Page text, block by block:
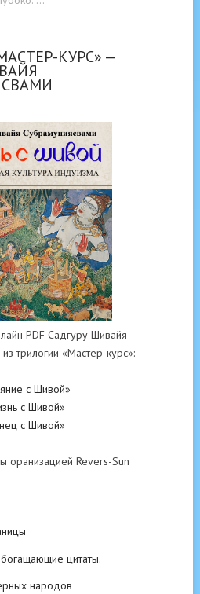
КУРС» —
PDF Садгуру Шивайя
трилогии «Мастер-курс»:
с Шивой»
с Шивой»
с Шивой»
оранизацией Revers-Sun
цитаты.
народов